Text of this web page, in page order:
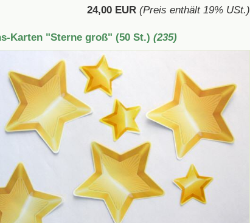
24,00 EUR (Preis enthält 19% USt.)
Karten "Sterne groß" (50 St.) (235)